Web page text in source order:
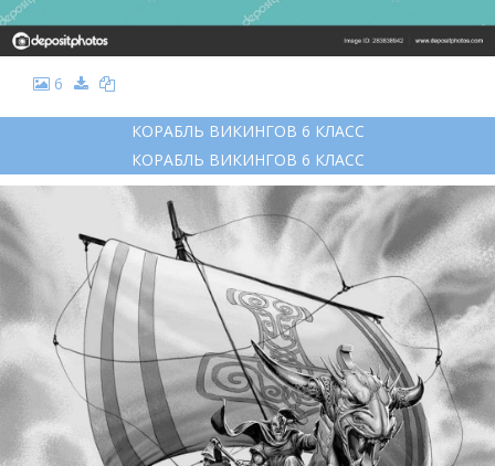
6
КОРАБЛЬ ВИКИНГОВ 6 КЛАСС
КОРАБЛЬ ВИКИНГОВ 6 КЛАСС